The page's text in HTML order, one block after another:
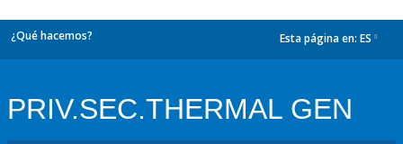
¿Qué hacemos? Esta página en: ES
PRIV.SEC.THERMAL GEN